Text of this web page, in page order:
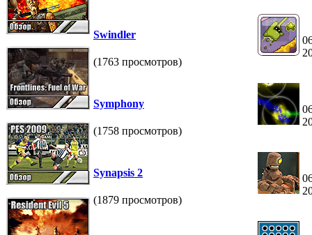
Swindler
(1763 просмотров)
Symphony
(1758 просмотров)
Synapsis 2
(1879 просмотров)